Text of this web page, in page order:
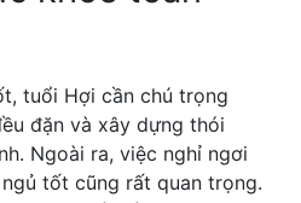
tuổi Hợi cần chú trọng
đặn và xây dựng thói
Ngoài ra, việc nghỉ ngơi
tốt cũng rất quan trọng.